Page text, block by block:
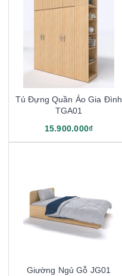
Tủ Đựng Quần Áo Gia Đình
TGA01
15.900.000₫
Giường Ngủ Gỗ JG01